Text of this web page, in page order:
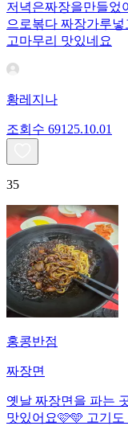
저녁은짜장을만들었
으로볶다 짜장가루
고마무리 맛있네요
황레지나
조회수 691 25.10.01
35
홍콩반점
짜장면
옛날 짜장면을 파는
맛있어요🩷🩵 고기